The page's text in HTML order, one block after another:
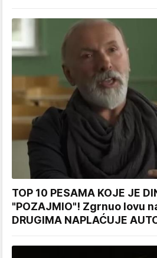
TOP 10 PESAMA KOJE JE
"POZAJMIO"! Zgrnuo lovu
DRUGIMA NAPLAĆUJE